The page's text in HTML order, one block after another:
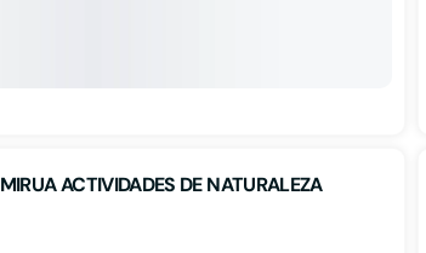
MIRUA ACTIVIDADES DE NATURALEZA